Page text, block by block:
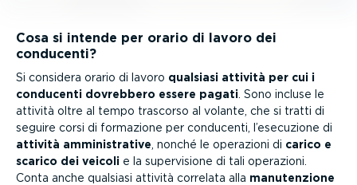
Cosa si intende per orario di lavoro dei
conducenti?
Si considera orario di lavoro qualsiasi attività per cui i
conducenti dovrebbero essere pagati . Sono incluse le
attività oltre al tempo trascorso al volante, che si tratti di
seguire corsi di formazione per conducenti, l’esecuzione di
attività ammini­strative , nonché le operazioni di carico e
scarico dei veicoli e la super­vi­sione di tali operazioni.
Conta anche qualsiasi attività correlata alla manuten­zione